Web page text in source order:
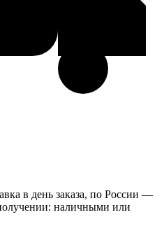
в день заказа, по России —
наличными или